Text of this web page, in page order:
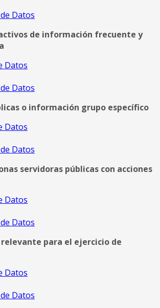
Datos
de información frecuente y
Datos
Datos
o información grupo específico
Datos
Datos
servidoras públicas con acciones
Datos
Datos
para el ejercicio de
Datos
Datos